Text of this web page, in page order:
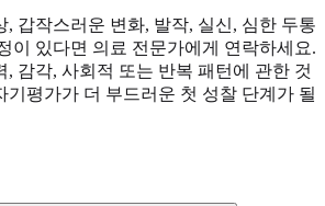
, 갑작스러운 변화, 발작, 실신, 심한 두통
이 있다면 의료 전문가에게 연락하세요.
, 감각, 사회적 또는 반복 패턴에 관한 것
기평가가 더 부드러운 첫 성찰 단계가 될